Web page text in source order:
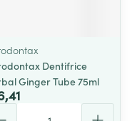
Dentifrice
Ginger Tube 75ml